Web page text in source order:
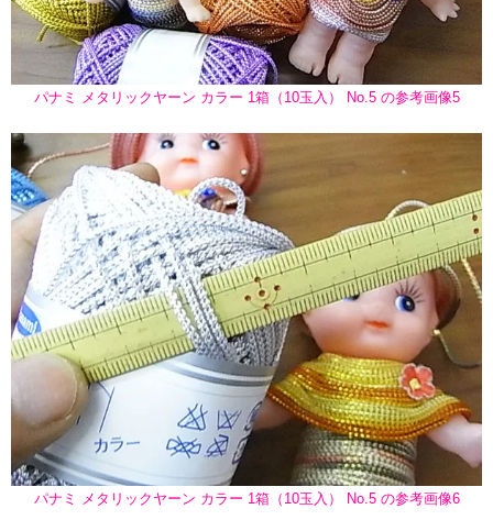
パナミ メタリックヤーン カラー 1箱（10玉入） No.5 の参考画像5
パナミ メタリックヤーン カラー 1箱（10玉入） No.5 の参考画像6